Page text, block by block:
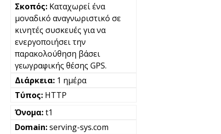
Καταχωρεί ένα
μοναδικό αναγνωριστικό σε
κινητές συσκευές για να
ενεργοποιήσει την
παρακολούθηση βάσει
γεωγραφικής θέσης GPS.
1 ημέρα
HTTP
t1
serving-sys.com